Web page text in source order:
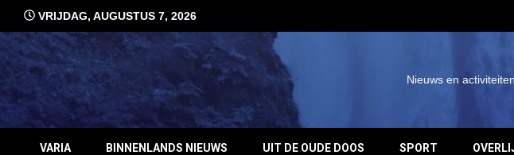
inhoud
VRIJDAG, AUGUSTUS 7, 2026
Nieuws en
VARIA BINNENLANDS NIEUWS UIT DE OUDE DOOS SPORT